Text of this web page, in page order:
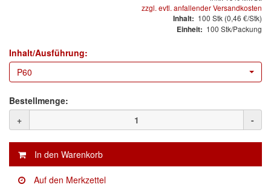
Colad
(9)
COLOR-EXPERT
(1)
E-D
(1)
EVERCOAT
Facdos
Finixa
zzgl. evtl. anfallender Versandkosten
Inhalt: 100 Stk (0,46 €/Stk)
Einheit: 100 Stk/Packung
Inhalt/Ausführung:
P60
Bestellmenge:
+
-